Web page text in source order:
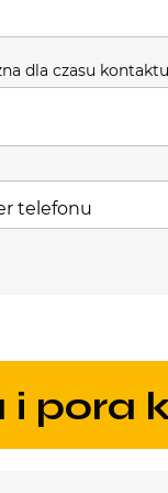
dla czasu kontaktu
telefonu
i pora